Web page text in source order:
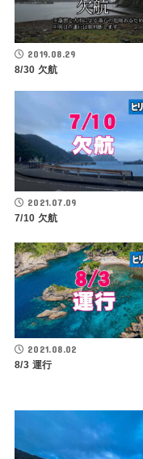
2019.08.29
8/30 欠航
2021.07.09
7/10 欠航
2021.08.02
8/3 運行